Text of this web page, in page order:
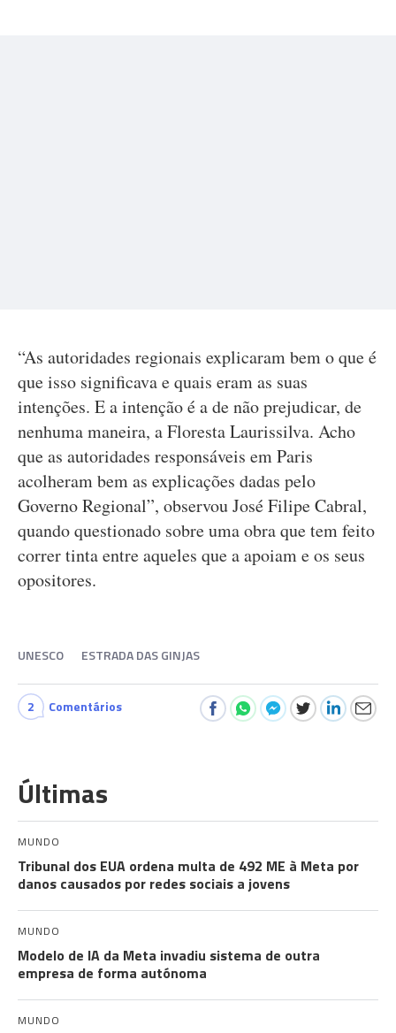
“As autoridades regionais explicaram bem o que é
que isso significava e quais eram as suas
intenções. E a intenção é a de não prejudicar, de
nenhuma maneira, a Floresta Laurissilva. Acho
que as autoridades responsáveis em Paris
acolheram bem as explicações dadas pelo
Governo Regional”, observou José Filipe Cabral,
quando questionado sobre uma obra que tem feito
correr tinta entre aqueles que a apoiam e os seus
opositores.
UNESCO ESTRADA DAS GINJAS
2 Comentários
Últimas
MUNDO
Tribunal dos EUA ordena multa de 492 ME à Meta por
danos causados por redes sociais a jovens
MUNDO
Modelo de IA da Meta invadiu sistema de outra
empresa de forma autónoma
MUNDO